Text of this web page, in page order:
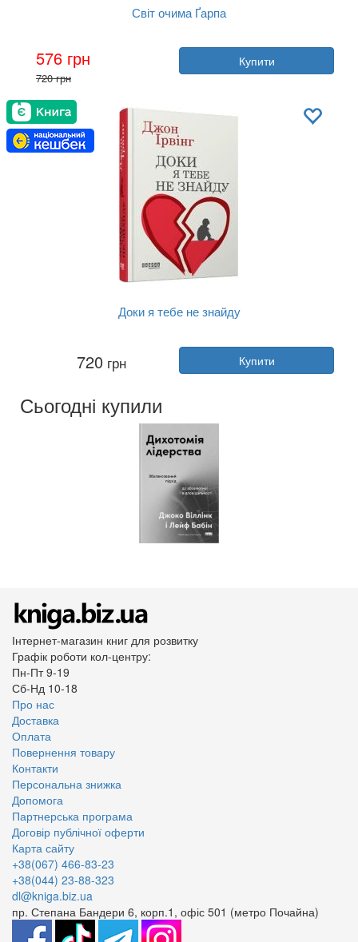
Світ очима Ґарпа
Джон Ірвінг
Видавництво:Фабула
576 грн
720 грн
Купити
Доки я тебе не знайду
Джон Ірвінг
Видавництво:Фабула
Мова:
720 грн Купити
Сьогодні купили
Інтернет-магазин книг для розвитку
Графік роботи кол-центру:
Пн-Пт 9-19
Сб-Нд 10-18
Про нас
Доставка
Оплата
Повернення товару
Контакти
Персональна знижка
Допомога
Партнерська програма
Договір публічної оферти
Карта сайту
+38(067) 466-83-23
+38(044) 23-88-323
dl@kniga.biz.ua
пр. Степана Бандери 6, корп.1, офіс 501 (метро Почайна)